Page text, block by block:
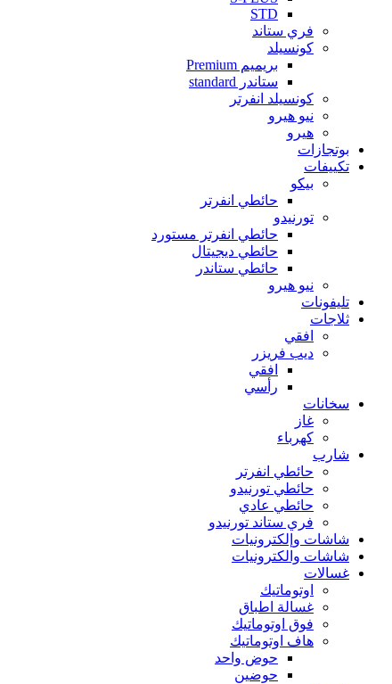
STD
فري ستاند
كونسيلد
بريميم Premium
ستاندر standard
كونسيلد انفرتر
نيو هيرو
هيرو
بوتجازات
تكييفات
بيكو
حائطي انفرتر
تورنيدو
حائطي انفرتر مستورد
حائطي ديجيتال
حائطي ستاندر
نيو هيرو
تليفونات
ثلاجات
افقي
ديب فريزر
افقي
رأسي
سخانات
غاز
كهرباء
شارب
حائطي انفرتر
حائطي تورنيدو
حائطي عادي
فري ستاند تورنيدو
شاشات وإلكترونيات
شاشات والكترونيات
غسالات
اوتوماتيك
غسالة اطباق
فوق اوتوماتيك
هاف اوتوماتيك
حوض واحد
حوضين